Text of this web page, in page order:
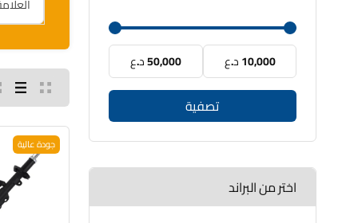
تصفية
10,000 د.ع 50,000 د.ع
اختر من البراند
جودة عالية